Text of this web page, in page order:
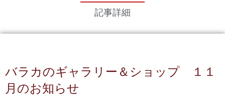
記事詳細
バラカのギャラリー＆ショップ １１
月のお知らせ